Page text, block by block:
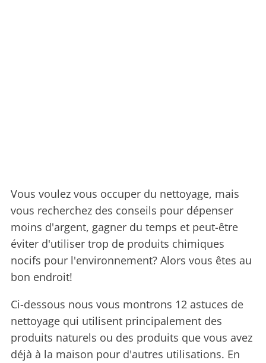
Vous voulez vous occuper du nettoyage, mais
vous recherchez des conseils pour dépenser
moins d'argent, gagner du temps et peut-être
éviter d'utiliser trop de produits chimiques
nocifs pour l'environnement? Alors vous êtes au
bon endroit!
Ci-dessous nous vous montrons 12 astuces de
nettoyage qui utilisent principalement des
produits naturels ou des produits que vous avez
déjà à la maison pour d'autres utilisations. En